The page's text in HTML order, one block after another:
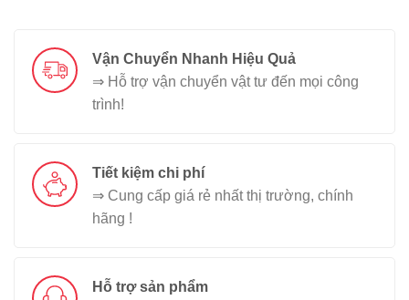
Vận Chuyển Nhanh Hiệu Quả
⇒ Hỗ trợ vận chuyển vật tư đến mọi công
trình!
Tiết kiệm chi phí
⇒ Cung cấp giá rẻ nhất thị trường, chính
hãng !
Hỗ trợ sản phẩm